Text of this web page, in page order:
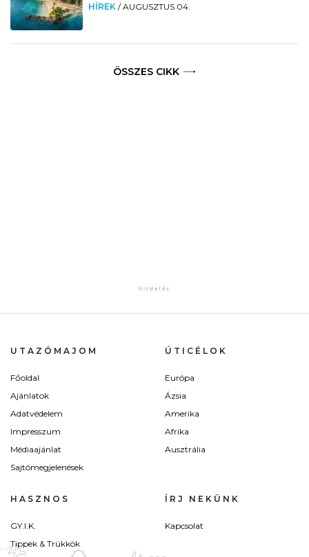
HÍREK /AUGUSZTUS 04.
ÖSSZES CIKK
UTAZÓMAJOM
Főoldal
Ajánlatok
Adatvédelem
Impresszum
Médiaajánlat
Sajtómegjelenések
ÚTICÉLOK
Európa
Ázsia
Amerika
Afrika
Ausztrália
HASZNOS
GY.I.K.
Tippek & Trükkök
ÍRJ NEKÜNK
Kapcsolat